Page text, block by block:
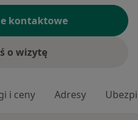
kontaktowe
o wizytę
i ceny Adresy